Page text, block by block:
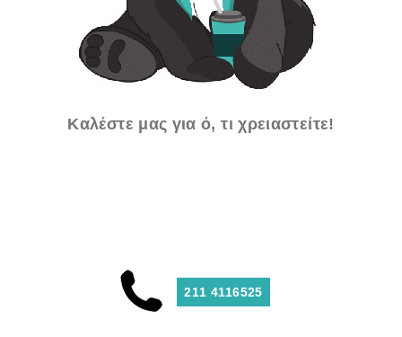
Καλέστε μας για ό, τι χρειαστείτε!
211 4116525